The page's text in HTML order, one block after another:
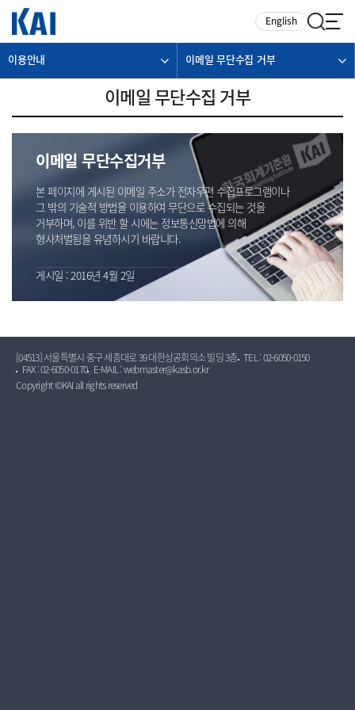
English
이용안내 이메일 무단수집 거부
이메일 무단수집 거부
이메일 무단수집거부
본 페이지에 게시된 이메일 주소가 전자우편 수집프로그램이나
그 밖의 기술적 방법을 이용하여 무단으로 수집되는 것을
거부하며, 이를 위반 할 시에는 정보통신망법에 의해
형사처벌됨을 유념하시기 바랍니다.
게시일 : 2016년 4월 2일
[04513] 서울특별시 중구 세종대로 39 대한상공회의소 빌딩 3층 TEL : 02-6050-0150
FAX : 02-6050-0170
E-MAIL : webmaster@kasb.or.kr
Copyright ©KAI all rights reserved